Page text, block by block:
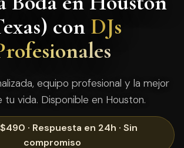
con DJs
equipo profesional y la mejor
tu vida. Disponible en Houston.
· Respuesta en 24h · Sin
compromiso